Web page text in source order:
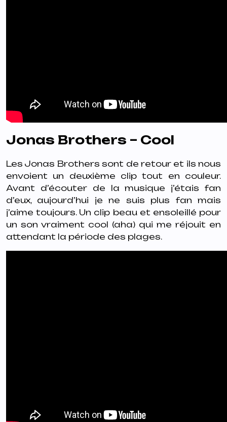
Jonas Brothers – Cool
Les Jonas Brothers sont de retour et ils nous
envoient un deuxième clip tout en couleur.
Avant d’écouter de la musique j’étais fan
d’eux, aujourd’hui je ne suis plus fan mais
j’aime toujours. Un clip beau et ensoleillé pour
un son vraiment cool (aha) qui me réjouit en
attendant la période des plages.